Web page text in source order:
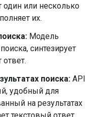
один или несколько
их.
Модель
синтезирует
поиска: API
удобный для
на результатах